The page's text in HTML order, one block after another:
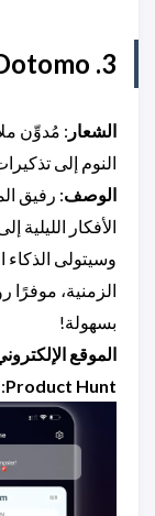
3. Dotomo
الشعار : مُدوِّن
النوم إلى
الوصف
الأفكار الليلية
وسيتولى الذكاء
الزمنية،
بسهولة!
الموقع
Product Hunt
: